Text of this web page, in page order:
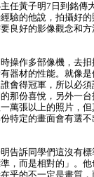
任黃子明7日到銘傳
驗的他說，拍攝好
良好的影像觀念和
操作多部像機，去
器材的性能。就像
會得冠軍，所以必
那份喜悅，另外一
萬張以上的照片，
特定的畫面會有選
告訴同學們這沒有
，而是相對的」。
乎的不一定是畫質